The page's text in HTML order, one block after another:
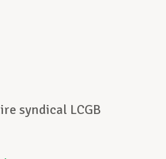
syndical LCGB